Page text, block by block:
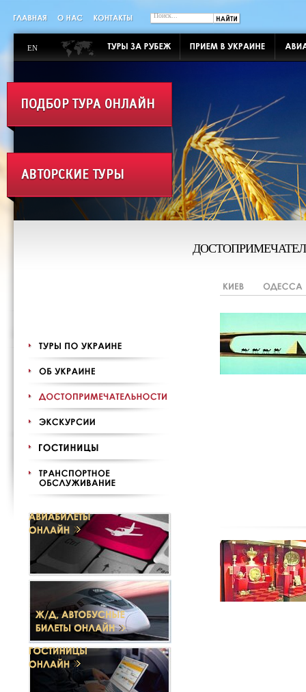
EN